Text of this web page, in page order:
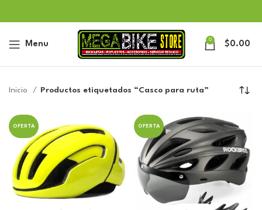
Menu 0 $0.00
Inicio Productos etiquetados “Casco para ruta”
OFERTA OFERTA